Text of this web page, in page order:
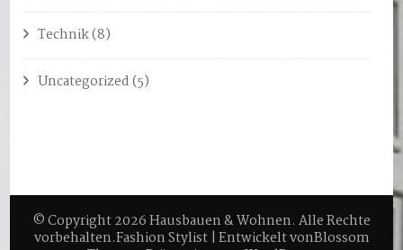
Technik(8)
Uncategorized(5)
© Copyright 2026Hausbauen & Wohnen. Alle Rechte
vorbehalten.Fashion Stylist | Entwickelt vonBlossom